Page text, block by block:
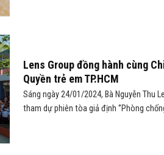
Lens Group đồng hành cùng
Quyền trẻ em TP.HCM
Sáng ngày 24/01/2024, Bà Nguyễn Thu
tham dự phiên tòa giả định ‘’Phòng